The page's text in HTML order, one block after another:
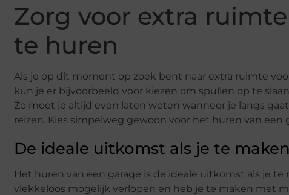
Zorg voor extra
te huren
Als je op dit moment op zoek bent naar extra ruimte
kun je er bijvoorbeeld voor kiezen om spullen op te
Zo moet je altijd even laten weten wanneer je langs
reizen. Kies simpelweg gewoon voor het huren van een
De ideale uitkomst als je te
Het huren van een garage is de ideale uitkomst als je
vlekkeloos mogelijk verlopen en heb je te maken met